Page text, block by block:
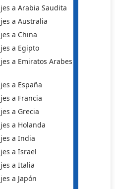
a Arabia Saudita
a Australia
a China
a Egipto
a Emiratos Arabes
a España
a Francia
a Grecia
a Holanda
a India
a Israel
a Italia
a Japón